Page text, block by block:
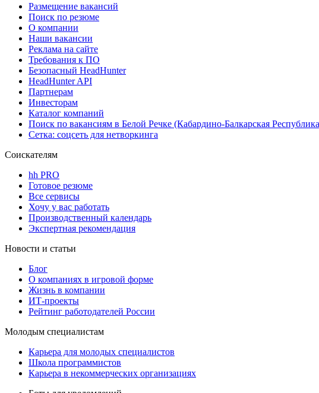
Размещение вакансий
Поиск по резюме
О компании
Наши вакансии
Реклама на сайте
Требования к ПО
Безопасный HeadHunter
HeadHunter API
Партнерам
Инвесторам
Каталог компаний
Поиск по вакансиям в Белой Речке (Кабардино-Балкарская
Сетка: соцсеть для нетворкинга
Соискателям
hh PRO
Готовое резюме
Все сервисы
Хочу у вас работать
Производственный календарь
Экспертная рекомендация
Новости и статьи
Блог
О компаниях в игровой форме
Жизнь в компании
ИТ-проекты
Рейтинг работодателей России
Молодым специалистам
Карьера для молодых специалистов
Школа программистов
Карьера в некоммерческих организациях